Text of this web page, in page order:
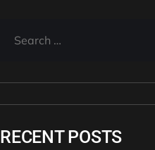
RECENT POSTS